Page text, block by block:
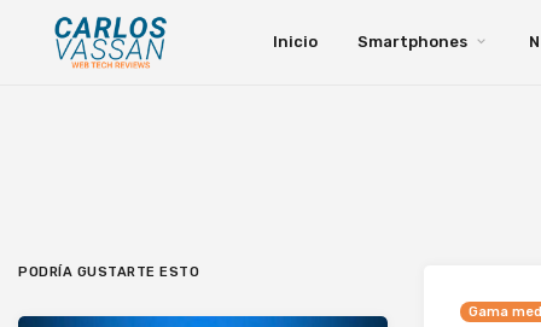
Inicio Smartphones
Gama
PODRÍA GUSTARTE ESTO